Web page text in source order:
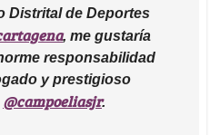
Distrital de Deportes
, me gustaría
responsabilidad
y prestigioso
@campoeliasjr.